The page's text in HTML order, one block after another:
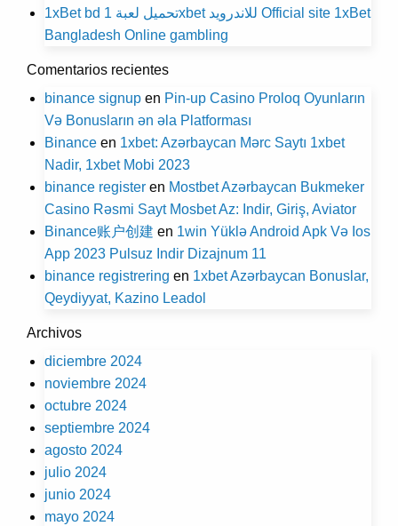
1xBet bd تحميل لعبة 1xbet للاندرويد Official site 1xBet
Bangladesh Online gambling
Comentarios recientes
binance signup en Pin-up Casino Proloq Oyunların
Və Bonusların ən əla Platforması
Binance en 1xbet: Azərbaycan Mərc Saytı 1xbet
Nadir, 1xbet Mobi 2023
binance register en Mostbet Azərbaycan Bukmeker
Casino Rəsmi Sayt Мosbet Az: Indir, Giriş, Aviator
Binance账户创建 en 1win Yüklə Android Apk Və Ios
App 2023 Pulsuz Indir Dizajnum 11
binance registrering en 1xbet Azərbaycan Bonuslar,
Qeydiyyat, Kazino Leadol
Archivos
diciembre 2024
noviembre 2024
octubre 2024
septiembre 2024
agosto 2024
julio 2024
junio 2024
mayo 2024